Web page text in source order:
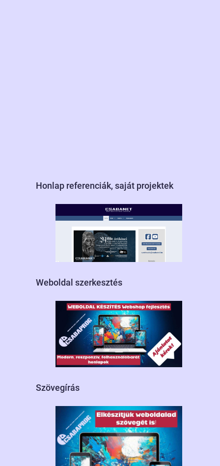
Honlap referenciák, saját projektek
Weboldal szerkesztés
Szövegírás